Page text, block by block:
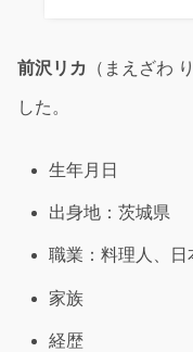
前沢リカ （まえざわ
した。
生年月日
出身地：茨城県
職業：料理人、
家族
経歴